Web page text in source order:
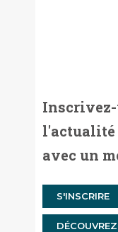
l'actualité
avec un
S'INSCRIRE